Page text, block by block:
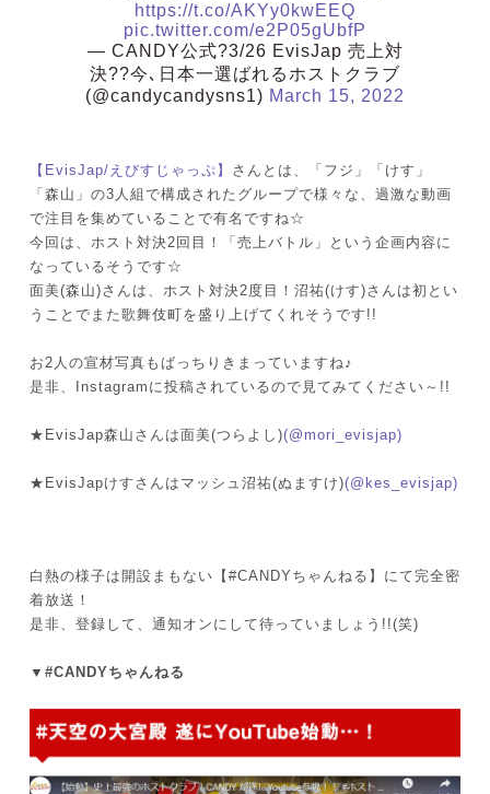
https://t.co/AKYy0kwEEQ
pic.twitter.com/e2P05gUbfP
— CANDY公式?3/26 EvisJap 売上対
決??今､日本一選ばれるホストクラブ
(@candycandysns1) March 15, 2022
【EvisJap/えびすじゃっぷ】 さんとは、「フジ」「けす」
「森山」の3人組で構成されたグループで様々な、過激な動画
で注目を集めていることで有名ですね☆
今回は、ホスト対決2回目！「売上バトル」という企画内容に
なっているそうです☆
面美(森山)さんは、ホスト対決2度目！沼祐(けす)さんは初とい
うことでまた歌舞伎町を盛り上げてくれそうです!!
お2人の宣材写真もばっちりきまっていますね♪
是非、Instagramに投稿されているので見てみてください～!!
★EvisJap森山さんは面美(つらよし)(@mori_evisjap)
★EvisJapけすさんはマッシュ沼祐(ぬますけ)(@kes_evisjap)
白熱の様子は開設まもない【#CANDYちゃんねる】にて完全密
着放送！
是非、登録して、通知オンにして待っていましょう!!(笑)
▼#CANDYちゃんねる